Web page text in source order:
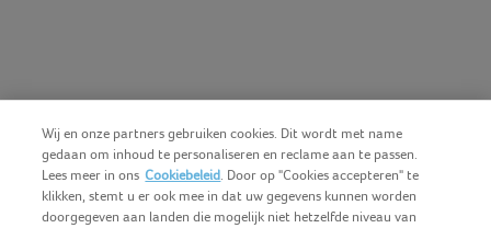
Wij en onze partners gebruiken cookies. Dit wordt met name
gedaan om inhoud te personaliseren en reclame aan te passen.
Lees meer in ons Cookiebeleid. Door op "Cookies accepteren" te
klikken, stemt u er ook mee in dat uw gegevens kunnen worden
doorgegeven aan landen die mogelijk niet hetzelfde niveau van